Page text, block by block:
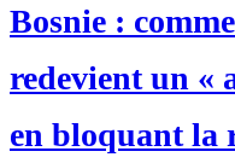
Bosnie :
redevient un «
en bloquant la